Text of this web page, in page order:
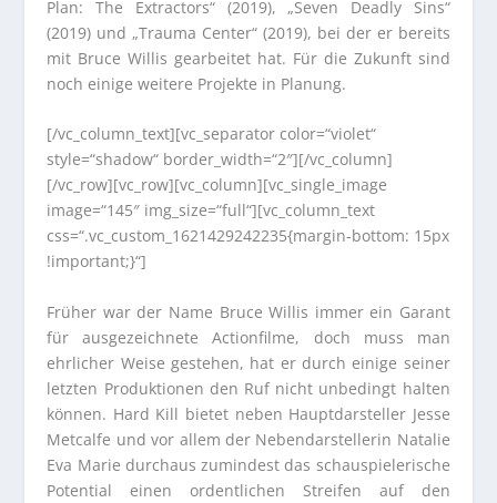
Plan: The Extractors“ (2019), „Seven Deadly Sins“
(2019) und „Trauma Center“ (2019), bei der er bereits
mit Bruce Willis gearbeitet hat. Für die Zukunft sind
noch einige weitere Projekte in Planung.
[/vc_column_text][vc_separator color=“violet“
style=“shadow“ border_width=“2″][/vc_column]
[/vc_row][vc_row][vc_column][vc_single_image
image=“145″ img_size=“full“][vc_column_text
css=“.vc_custom_1621429242235{margin-bottom: 15px
!important;}“]
Früher war der Name Bruce Willis immer ein Garant
für ausgezeichnete Actionfilme, doch muss man
ehrlicher Weise gestehen, hat er durch einige seiner
letzten Produktionen den Ruf nicht unbedingt halten
können. Hard Kill bietet neben Hauptdarsteller Jesse
Metcalfe und vor allem der Nebendarstellerin Natalie
Eva Marie durchaus zumindest das schauspielerische
Potential einen ordentlichen Streifen auf den